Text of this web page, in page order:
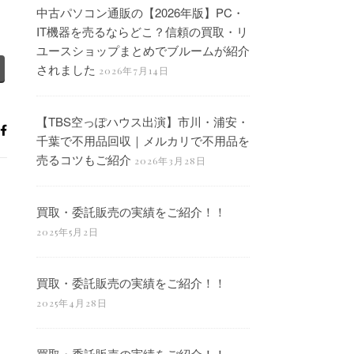
中古パソコン通販の【2026年版】PC・
IT機器を売るならどこ？信頼の買取・リ
ユースショップまとめでブルームが紹介
されました 2026年7月14日
【TBS空っぽハウス出演】市川・浦安・
千葉で不用品回収｜メルカリで不用品を
売るコツもご紹介 2026年3月28日
買取・委託販売の実績をご紹介！！
2025年5月2日
買取・委託販売の実績をご紹介！！
2025年4月28日